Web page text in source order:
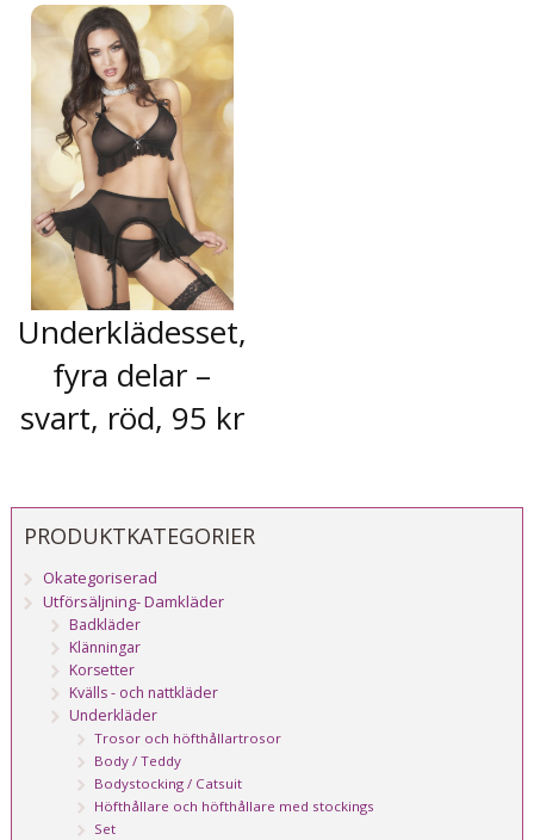
Underklädesset,
fyra delar –
svart, röd, 95 kr
PRODUKTKATEGORIER
Okategoriserad
Utförsäljning- Damkläder
Badkläder
Klänningar
Korsetter
Kvälls - och nattkläder
Underkläder
Trosor och höfthållartrosor
Body / Teddy
Bodystocking / Catsuit
Höfthållare och höfthållare med stockings
Set